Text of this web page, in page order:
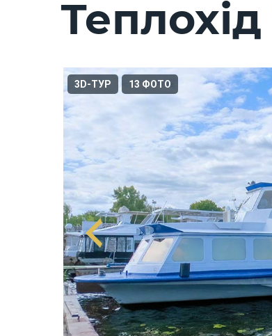
Теплохід
3D-ТУР 13 ФОТО